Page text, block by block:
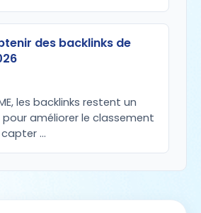
des backlinks de
les backlinks restent un
pour améliorer le classement
…